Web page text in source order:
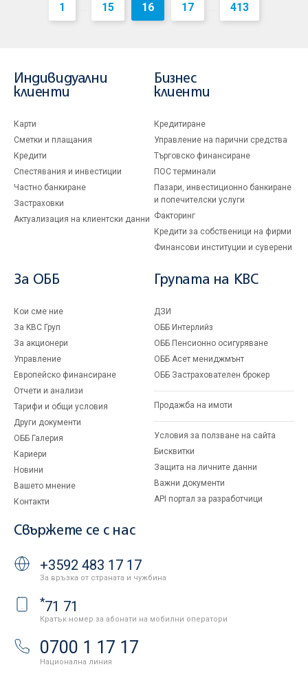
1 ... 15 16 17 ... 413
Индивидуални
клиенти
Карти
Сметки и плащания
Кредити
Спестявания и инвестиции
Частно банкиране
Застраховки
Актуализация на клиентски данни
Бизнес
клиенти
Кредитиране
Управление на парични средства
Търговско финансиране
ПОС терминали
Пазари, инвестиционно банкиране
и попечителски услуги
Факторинг
Кредити за собственици на фирми
Финансови институции и суверени
За ОББ
Кои сме ние
За KBC Груп
За акционери
Управление
Европейско финансиране
Отчети и анализи
Тарифи и общи условия
Други документи
ОББ Галерия
Кариери
Новини
Вашето мнение
Контакти
Групата на KBC
ДЗИ
ОББ Интерлийз
ОББ Пенсионно осигуряване
ОББ Асет мениджмънт
ОББ Застрахователен брокер
Продажба на имоти
Условия за ползване на сайта
Бисквитки
Защита на личните данни
Важни документи
API портал за разработчици
Свържете се с нас
+3592 483 17 17
За връзка от страната и чужбина
*71 71
Кратък номер за абонати на мобилни оператори
0700 1 17 17
Национална линия